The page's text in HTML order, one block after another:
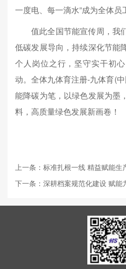
一度电、每一滴水”成为全体员
值此全国节能宣传周，我
低碳发展导向，持续深化节能
个人岗位之行，坚守实干初
动。全体九体育注册-九体育(
能降碳为笔，以绿色发展为墨
料，高质量绿色发展新画卷！